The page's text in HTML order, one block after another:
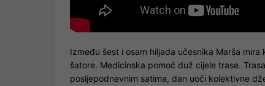
Između šest i osam hiljada učesnika Marša
šatore. Medicinska pomoć duž cijele trase.
posljepodnevnim satima, dan uoči kolektivne